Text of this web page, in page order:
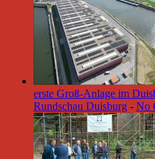
erste Groß-Anlage im
Rundschau Duisburg - No